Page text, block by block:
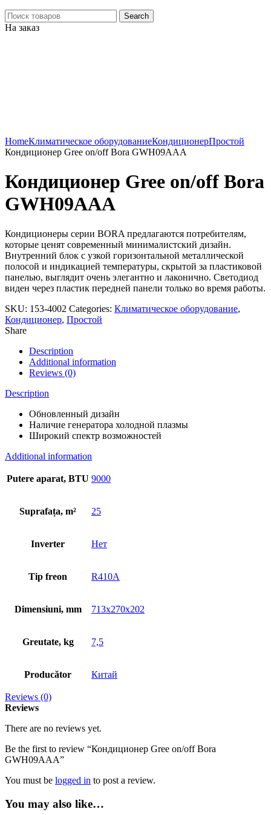
Search
На заказ
HomeКлиматическое оборудованиеКондиционерПростой
Кондиционер Gree on/off Bora GWH09AAA
Кондиционер Gree on/off Bora
GWH09AAA
Кондиционеры серии BORA предлагаются потребителям,
которые ценят современный минималистский дизайн.
Внутренний блок с узкой горизонтальной металлической
полосой и индикацией температуры, скрытой за пластиковой
панелью, выглядит очень элегантно и лаконично. Светодиод
виден через пластик передней панели только во время работы.
SKU: 153-4002 Categories: Климатическое оборудование,
Кондиционер, Простой
Share
Description
Additional information
Reviews (0)
Description
Обновленный дизайн
Наличие генератора холодной плазмы
Широкий спектр возможностей
Additional information
Putere aparat, BTU 9000
Suprafața, m² 25
Inverter Нет
Tip freon R410A
Dimensiuni, mm 713x270x202
Greutate, kg 7,5
Producător Китай
Reviews (0)
Reviews
There are no reviews yet.
Be the first to review “Кондиционер Gree on/off Bora
GWH09AAA”
You must be logged in to post a review.
You may also like…